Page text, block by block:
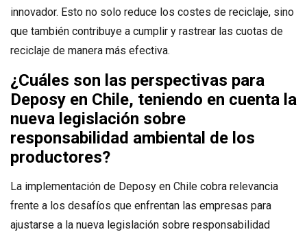
innovador. Esto no solo reduce los costes de reciclaje, sino
que también contribuye a cumplir y rastrear las cuotas de
reciclaje de manera más efectiva.
¿Cuáles son las perspectivas para
Deposy en Chile, teniendo en cuenta la
nueva legislación sobre
responsabilidad ambiental de los
productores?
La implementación de Deposy en Chile cobra relevancia
frente a los desafíos que enfrentan las empresas para
ajustarse a la nueva legislación sobre responsabilidad